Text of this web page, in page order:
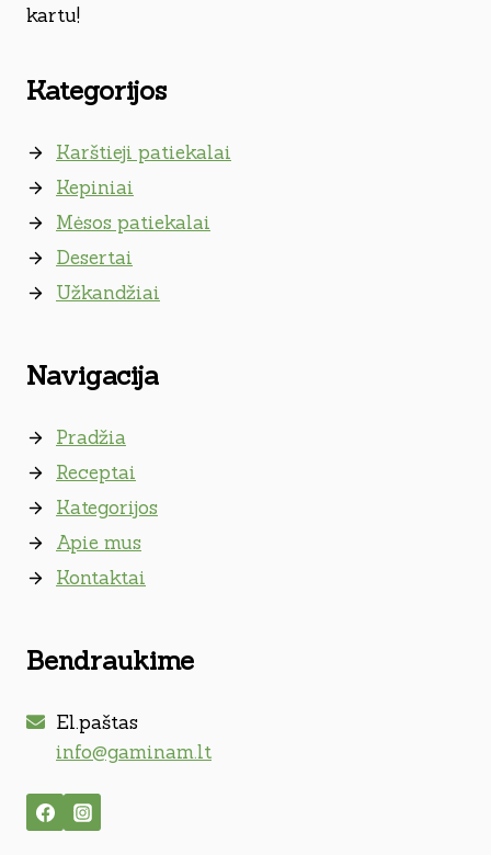
kartu!
Kategorijos
Karštieji patiekalai
Kepiniai
Mėsos patiekalai
Desertai
Užkandžiai
Navigacija
Pradžia
Receptai
Kategorijos
Apie mus
Kontaktai
Bendraukime
El.paštas
info@gaminam.lt